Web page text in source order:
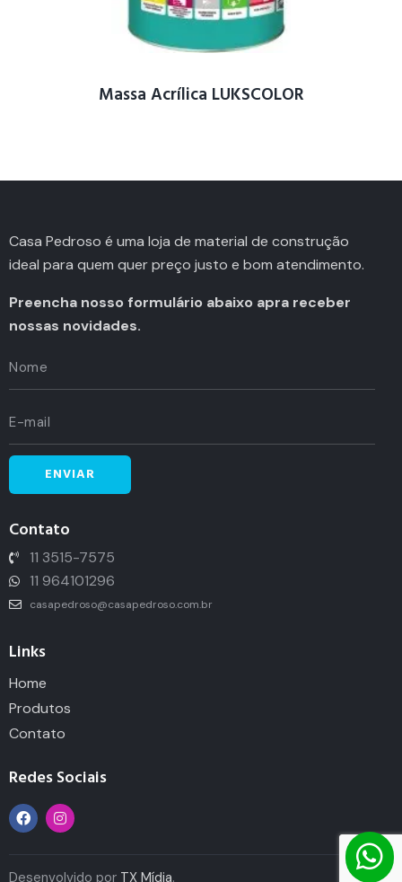
Massa Acrílica LUKSCOLOR
Casa Pedroso é uma loja de material de construção
ideal para quem quer preço justo e bom atendimento.
Preencha nosso formulário abaixo apra receber
nossas novidades.
Contato
11 3515-7575
11 964101296
casapedroso@casapedroso.com.br
Links
Home
Produtos
Contato
Redes Sociais
Desenvolvido por TX Mídia.